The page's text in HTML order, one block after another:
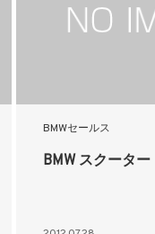
BMWセールス
BMW スクーター